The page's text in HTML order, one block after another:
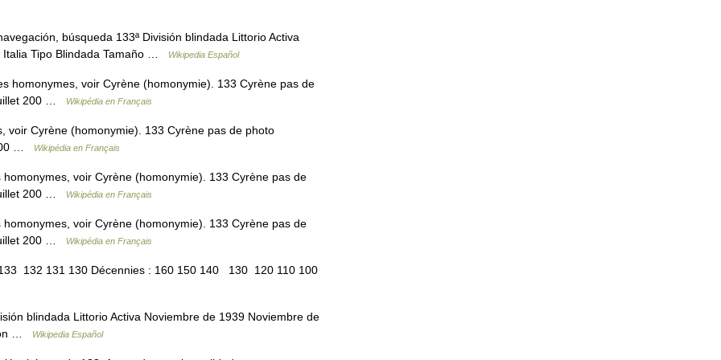
búsqueda 133ª División blindada Littorio Activa
Italia Tipo Blindada Tamaño …
Wikipedia Español
homonymes, voir Cyrène (homonymie). 133 Cyrène pas de
200 …
Wikipédia en Français
Cyrène (homonymie). 133 Cyrène pas de photo
…
Wikipédia en Français
voir Cyrène (homonymie). 133 Cyrène pas de
200 …
Wikipédia en Français
voir Cyrène (homonymie). 133 Cyrène pas de
200 …
Wikipédia en Français
132 131 130 Décennies : 160 150 140 130 120 110 100
blindada Littorio Activa Noviembre de 1939 Noviembre de
…
Wikipedia Español